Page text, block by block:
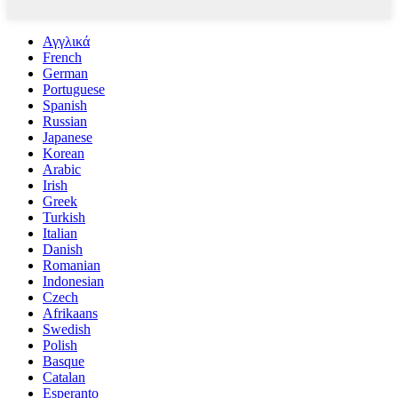
Αγγλικά
French
German
Portuguese
Spanish
Russian
Japanese
Korean
Arabic
Irish
Greek
Turkish
Italian
Danish
Romanian
Indonesian
Czech
Afrikaans
Swedish
Polish
Basque
Catalan
Esperanto